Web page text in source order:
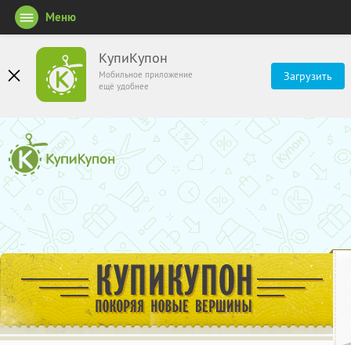
КупиКупон
Мобильное приложение
ещё удобнее
Загрузить
Меню